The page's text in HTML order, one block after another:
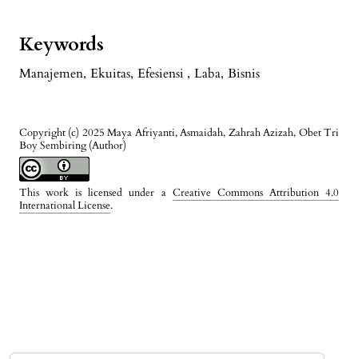
Keywords
Manajemen, Ekuitas, Efesiensi , Laba, Bisnis
Copyright (c) 2025 Maya Afriyanti, Asmaidah, Zahrah Azizah, Obet Tri
Boy Sembiring (Author)
This work is licensed under a Creative Commons Attribution 4.0
International License.